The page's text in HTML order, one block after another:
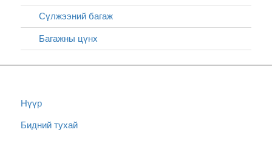
Сүлжээний багаж
Багажны цүнх
Нүүр
Бидний тухай